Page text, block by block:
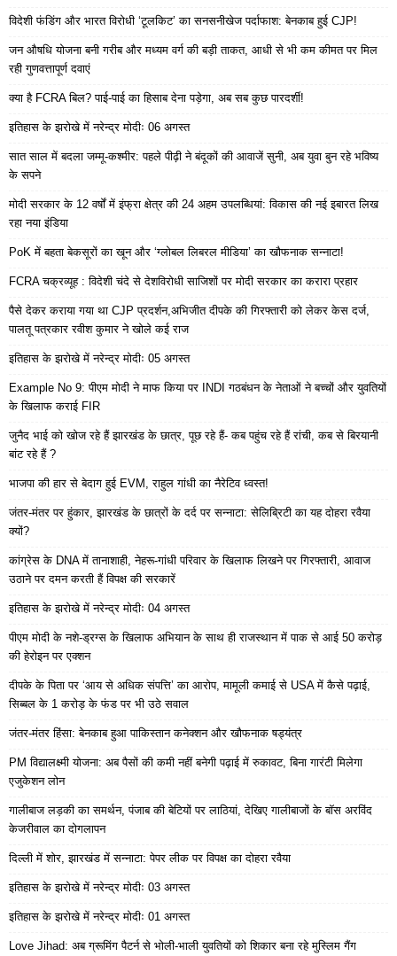
विदेशी फंडिंग और भारत विरोधी ‘टूलकिट’ का सनसनीखेज पर्दाफाश: बेनकाब हुई CJP!
जन औषधि योजना बनी गरीब और मध्यम वर्ग की बड़ी ताकत, आधी से भी कम कीमत पर मिल
रही गुणवत्तापूर्ण दवाएं
क्या है FCRA बिल? पाई-पाई का हिसाब देना पड़ेगा, अब सब कुछ पारदर्शी!
इतिहास के झरोखे में नरेन्द्र मोदीः 06 अगस्त
सात साल में बदला जम्मू-कश्मीर: पहले पीढ़ी ने बंदूकों की आवाजें सुनी, अब युवा बुन रहे भविष्य
के सपने
मोदी सरकार के 12 वर्षों में इंफ्रा क्षेत्र की 24 अहम उपलब्धियां: विकास की नई इबारत लिख
रहा नया इंडिया
PoK में बहता बेकसूरों का खून और ‘ग्लोबल लिबरल मीडिया’ का खौफनाक सन्नाटा!
FCRA चक्रव्यूह : विदेशी चंदे से देशविरोधी साजिशों पर मोदी सरकार का करारा प्रहार
पैसे देकर कराया गया था CJP प्रदर्शन,अभिजीत दीपके की गिरफ्तारी को लेकर केस दर्ज,
पालतू पत्रकार रवीश कुमार ने खोले कई राज
इतिहास के झरोखे में नरेन्द्र मोदीः 05 अगस्त
Example No 9: पीएम मोदी ने माफ किया पर INDI गठबंधन के नेताओं ने बच्चों और युवतियों
के खिलाफ कराई FIR
जुनैद भाई को खोज रहे हैं झारखंड के छात्र, पूछ रहे हैं- कब पहुंच रहे हैं रांची, कब से बिरयानी
बांट रहे हैं ?
भाजपा की हार से बेदाग हुई EVM, राहुल गांधी का नैरेटिव ध्वस्त!
जंतर-मंतर पर हुंकार, झारखंड के छात्रों के दर्द पर सन्नाटा: सेलिब्रिटी का यह दोहरा रवैया
क्यों?
कांग्रेस के DNA में तानाशाही, नेहरू-गांधी परिवार के खिलाफ लिखने पर गिरफ्तारी, आवाज
उठाने पर दमन करती हैं विपक्ष की सरकारें
इतिहास के झरोखे में नरेन्द्र मोदीः 04 अगस्त
पीएम मोदी के नशे-ड्रग्स के खिलाफ अभियान के साथ ही राजस्थान में पाक से आई 50 करोड़
की हेरोइन पर एक्शन
दीपके के पिता पर ‘आय से अधिक संपत्ति’ का आरोप, मामूली कमाई से USA में कैसे पढ़ाई,
सिब्बल के 1 करोड़ के फंड पर भी उठे सवाल
जंतर-मंतर हिंसा: बेनकाब हुआ पाकिस्तान कनेक्शन और खौफनाक षड्यंत्र
PM विद्यालक्ष्मी योजना: अब पैसों की कमी नहीं बनेगी पढ़ाई में रुकावट, बिना गारंटी मिलेगा
एजुकेशन लोन
गालीबाज लड़की का समर्थन, पंजाब की बेटियों पर लाठियां, देखिए गालीबाजों के बॉस अरविंद
केजरीवाल का दोगलापन
दिल्ली में शोर, झारखंड में सन्नाटा: पेपर लीक पर विपक्ष का दोहरा रवैया
इतिहास के झरोखे में नरेन्द्र मोदीः 03 अगस्त
इतिहास के झरोखे में नरेन्द्र मोदीः 01 अगस्त
Love Jihad: अब ग्रूमिंग पैटर्न से भोली-भाली युवतियों को शिकार बना रहे मुस्लिम गैंग